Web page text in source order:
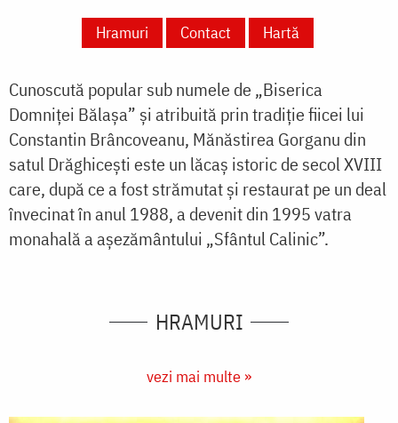
Hramuri Contact Hartă
Cunoscută popular sub numele de „Biserica
Domniței Bălașa” și atribuită prin tradiție fiicei lui
Constantin Brâncoveanu, Mănăstirea Gorganu din
satul Drăghicești este un lăcaș istoric de secol XVIII
care, după ce a fost strămutat și restaurat pe un deal
învecinat în anul 1988, a devenit din 1995 vatra
monahală a așezământului „Sfântul Calinic”.
HRAMURI
vezi mai multe »